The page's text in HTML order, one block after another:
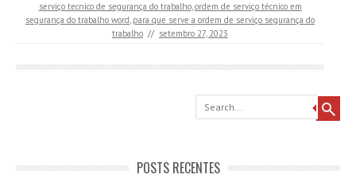
serviço tecnico de segurança do trabalho,ordem de serviço técnico em
segurança do trabalho word, para que serve a ordem de serviço segurança do
trabalho // setembro 27, 2023
Search
POSTS RECENTES